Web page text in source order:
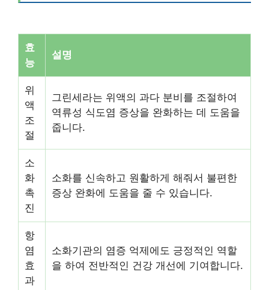
효
능
설명
위
액
조
절
그린세라는 위액의 과다 분비를 조절하여
역류성 식도염 증상을 완화하는 데 도움을
줍니다.
소
화
촉
진
소화를 신속하고 원활하게 해줘서 불편한
증상 완화에 도움을 줄 수 있습니다.
항
염
효
과
소화기관의 염증 억제에도 긍정적인 역할
을 하여 전반적인 건강 개선에 기여합니다.